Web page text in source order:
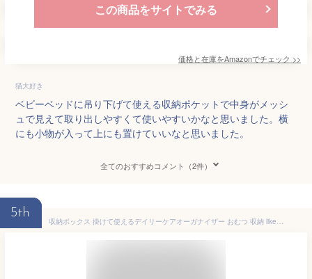
この商品をサイトでみる
価格と在庫をAmazonでチェック >>
猫大好き
ベビーベッドに吊り下げて使える収納ポケットで中身がメッシ
ュで見えて取り出しやすくて使いやすいかなと思いました。横
にも小物が入って上にも置けていいなと思いました。
全てのおすすめコメント（2件）
5th
収納ボックス 掛けて使えるデイリーケアオーガナイザー おむつ 収納 like-it 日本製 （ 送料無料 収納ケース 持ち運び ベビーベッド 吊り 収納 仕切り付 吊り下げ 小物入れ おむつ入れ オムツ ケース ）【3980円以上送料無料】